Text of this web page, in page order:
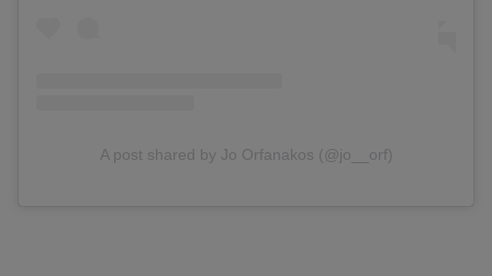
A post shared by Jo Orfanakos (@jo__orf)